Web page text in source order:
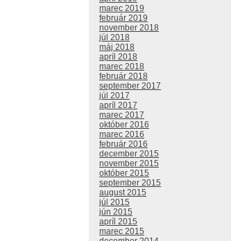
marec 2019
február 2019
november 2018
júl 2018
máj 2018
apríl 2018
marec 2018
február 2018
september 2017
júl 2017
apríl 2017
marec 2017
október 2016
marec 2016
február 2016
december 2015
november 2015
október 2015
september 2015
august 2015
júl 2015
jún 2015
apríl 2015
marec 2015